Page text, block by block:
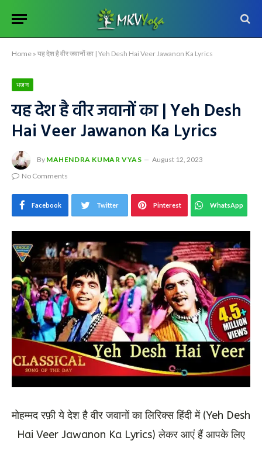
Home » यह देश है वीर जवानों का | Yeh Desh Hai Veer Jawanon Ka Lyrics
भजन
यह देश है वीर जवानों का | Yeh Desh
Hai Veer Jawanon Ka Lyrics
By MAHENDRA KUMAR VYAS
August 12, 2023
No Comments
Facebook Twitter Pinterest WhatsApp
मोहम्मद रफ़ी ये देश है वीर जवानों का लिरिक्स हिंदी में (Yeh Desh
Hai Veer Jawanon Ka Lyrics) लेकर आएं हैं आपके लिए